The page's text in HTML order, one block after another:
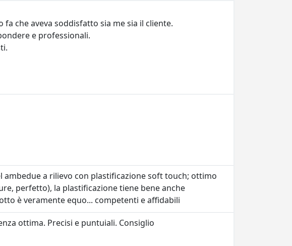
che aveva soddisfatto sia me sia il cliente.
e professionali.
a rilievo con plastificazione soft touch; ottimo
perfetto), la plastificazione tiene bene anche
è veramente equo... competenti e affidabili
ottima. Precisi e puntuiali. Consiglio